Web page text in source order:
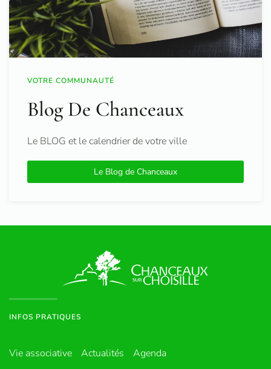
VOTRE COMMUNAUTÉ
Blog De Chanceaux
Le BLOG et le calendrier de votre ville
Le Blog de Chanceaux
INFOS PRATIQUES
Vie associative Actualités
Agenda